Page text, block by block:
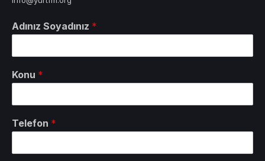
Adınız Soyadınız *
Konu *
Telefon *